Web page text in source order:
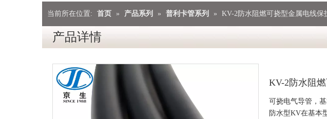
当前所在位置: 首页 » 产品系列 » 普利卡管系列 » KV-2防水阻燃可挠型金属电线保
产品详情
KV-2防水阻
可挠电气导管，
防水型KV在基本